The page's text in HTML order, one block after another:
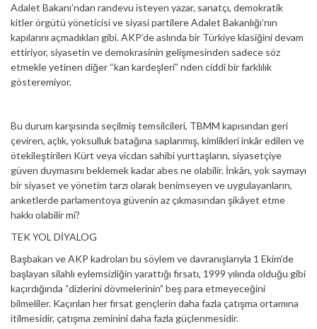
Adalet Bakanı’ndan randevu isteyen yazar, sanatçı, demokratik
kitler örgütü yöneticisi ve siyasi partilere Adalet Bakanlığı’nın
kapılarını açmadıkları gibi. AKP’de aslında bir Türkiye klasiğini devam
ettiriyor, siyasetin ve demokrasinin gelişmesinden sadece söz
etmekle yetinen diğer “kan kardeşleri” nden ciddi bir farklılık
gösteremiyor.
Bu durum karşısında seçilmiş temsilcileri, TBMM kapısından geri
çeviren, açlık, yoksulluk batağına saplanmış, kimlikleri inkâr edilen ve
ötekileştirilen Kürt veya vicdan sahibi yurttaşların, siyasetçiye
güven duymasını beklemek kadar abes ne olabilir. İnkârı, yok saymayı
bir siyaset ve yönetim tarzı olarak benimseyen ve uygulayanların,
anketlerde parlamentoya güvenin az çıkmasından şikâyet etme
hakkı olabilir mi?
TEK YOL DİYALOG
Başbakan ve AKP kadroları bu söylem ve davranışlarıyla 1 Ekim’de
başlayan silahlı eylemsizliğin yarattığı fırsatı, 1999 yılında olduğu gibi
kaçırdığında “dizlerini dövmelerinin” beş para etmeyeceğini
bilmeliler. Kaçırılan her fırsat gençlerin daha fazla çatışma ortamına
itilmesidir, çatışma zeminini daha fazla güçlenmesidir.